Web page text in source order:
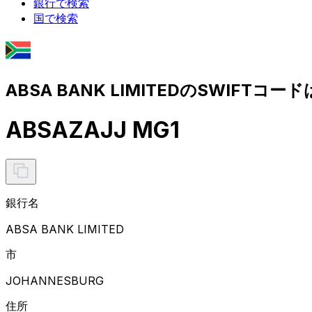
国で検索
ABSA BANK LIMITEDのSWIFTコード
ABSAZAJJ MG1
銀行名
ABSA BANK LIMITED
市
JOHANNESBURG
住所